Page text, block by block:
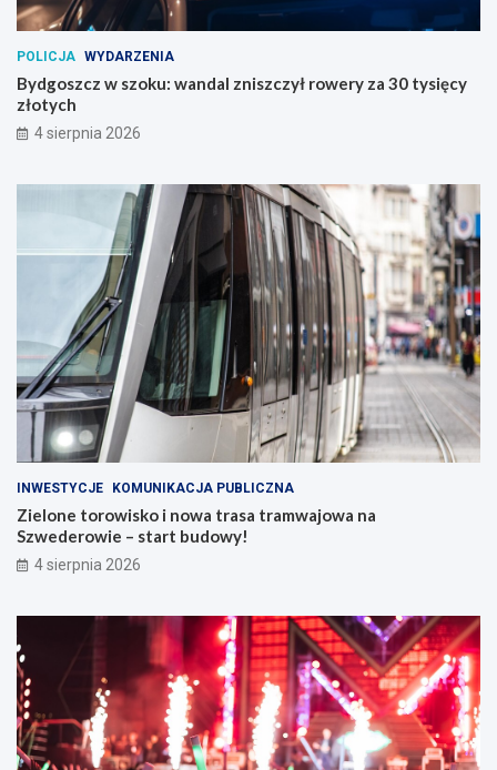
POLICJA WYDARZENIA
Bydgoszcz w szoku: wandal zniszczył rowery za 30 tysięcy
złotych
4 sierpnia 2026
INWESTYCJE KOMUNIKACJA PUBLICZNA
Zielone torowisko i nowa trasa tramwajowa na
Szwederowie – start budowy!
4 sierpnia 2026